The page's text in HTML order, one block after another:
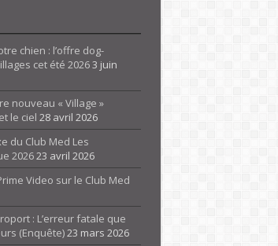
chien : l’offre dog-
cet été 20263 juin
nouveau « Village »
le ciel 28 avril 2026
du Club Med Les
202623 avril 2026
Video sur le Club Med
: L’erreur fatale que
(Enquête)23 mars 2026